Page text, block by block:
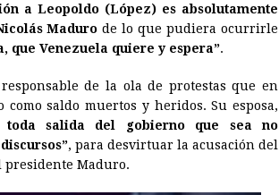
a Leopoldo (López) es absolutamente
Maduro de lo que pudiera ocurrirle
que Venezuela quiere y espera”.
de la ola de protestas que en
saldo muertos y heridos. Su esposa,
toda salida del gobierno que sea no
, para desvirtuar la acusación del
Maduro.